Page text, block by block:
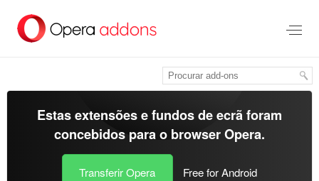
para
Estas extensões e fundos de ecrã foram
concebidos para o browser Opera.
Transferir Opera Free for Android